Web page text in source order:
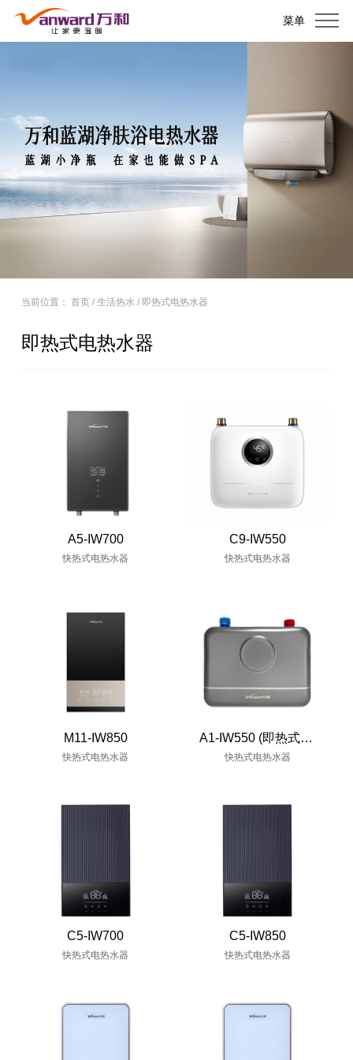
菜单
当前位置： 首页/ 生活热水 / 即热式电热水器
即热式电热水器
A5-IW700
快热式电热水器
C9-IW550
快热式电热水器
M11-IW850
快热式电热水器
A1-IW550 (即热式小厨宝)
快热式电热水器
C5-IW700
快热式电热水器
C5-IW850
快热式电热水器